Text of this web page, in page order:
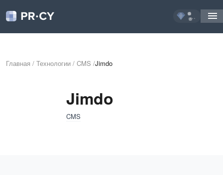
...
Главная / Технологии / CMS /Jimdo
Jimdo
CMS